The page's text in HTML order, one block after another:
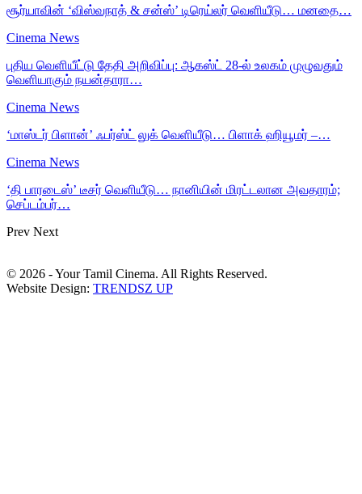
சூர்யாவின் ‘விஸ்வநாத் & சன்ஸ்’ டிரெய்லர் வெளியீடு… மனதை…
Cinema News
புதிய வெளியீட்டு தேதி அறிவிப்பு: ஆகஸ்ட் 28-ல் உலகம் முழுவதும்
வெளியாகும் நயன்தாரா…
Cinema News
‘மாஸ்டர் பிளான்’ ஃபர்ஸ்ட் லுக் வெளியீடு… பிளாக் ஹியூமர் –…
Cinema News
‘தி பாரடைஸ்’ டீசர் வெளியீடு… நானியின் மிரட்டலான அவதாரம்;
செப்டம்பர்…
Prev Next
© 2026 - Your Tamil Cinema. All Rights Reserved.
Website Design: TRENDSZ UP